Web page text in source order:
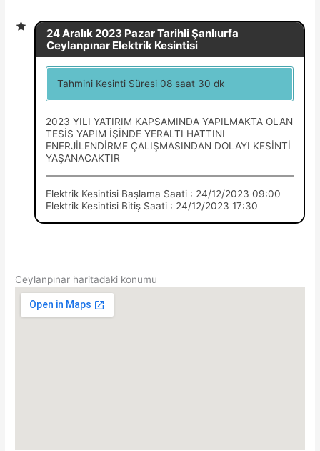
24 Aralık 2023 Pazar Tarihli Şanlıurfa
Ceylanpınar Elektrik Kesintisi
Tahmini Kesinti Süresi 08 saat 30 dk
2023 YILI YATIRIM KAPSAMINDA YAPILMAKTA OLAN
TESİS YAPIM İŞİNDE YERALTI HATTINI
ENERJİLENDİRME ÇALIŞMASINDAN DOLAYI KESİNTİ
YAŞANACAKTIR
Elektrik Kesintisi Başlama Saati : 24/12/2023 09:00
Elektrik Kesintisi Bitiş Saati : 24/12/2023 17:30
Ceylanpınar haritadaki konumu